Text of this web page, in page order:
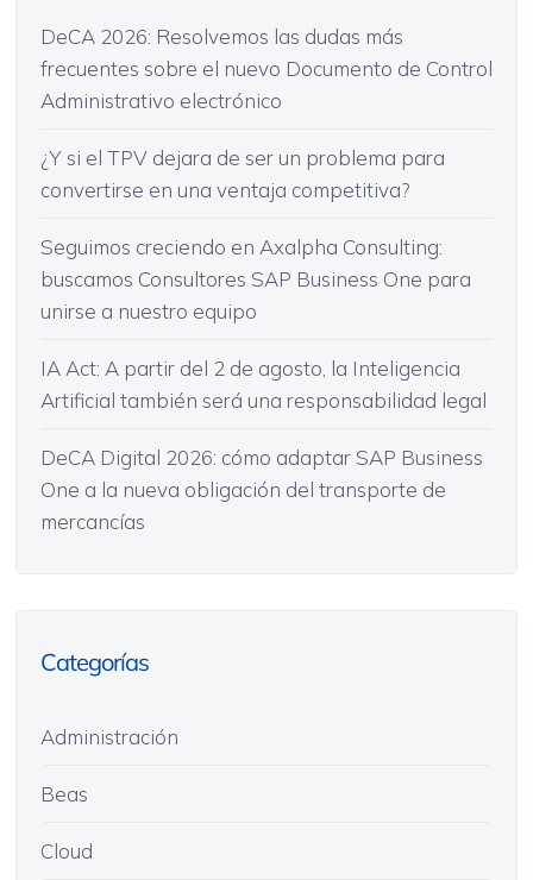
DeCA 2026: Resolvemos las dudas más
frecuentes sobre el nuevo Documento de Control
Administrativo electrónico
¿Y si el TPV dejara de ser un problema para
convertirse en una ventaja competitiva?
Seguimos creciendo en Axalpha Consulting:
buscamos Consultores SAP Business One para
unirse a nuestro equipo
IA Act: A partir del 2 de agosto, la Inteligencia
Artificial también será una responsabilidad legal
DeCA Digital 2026: cómo adaptar SAP Business
One a la nueva obligación del transporte de
mercancías
Categorías
Administración
Beas
Cloud